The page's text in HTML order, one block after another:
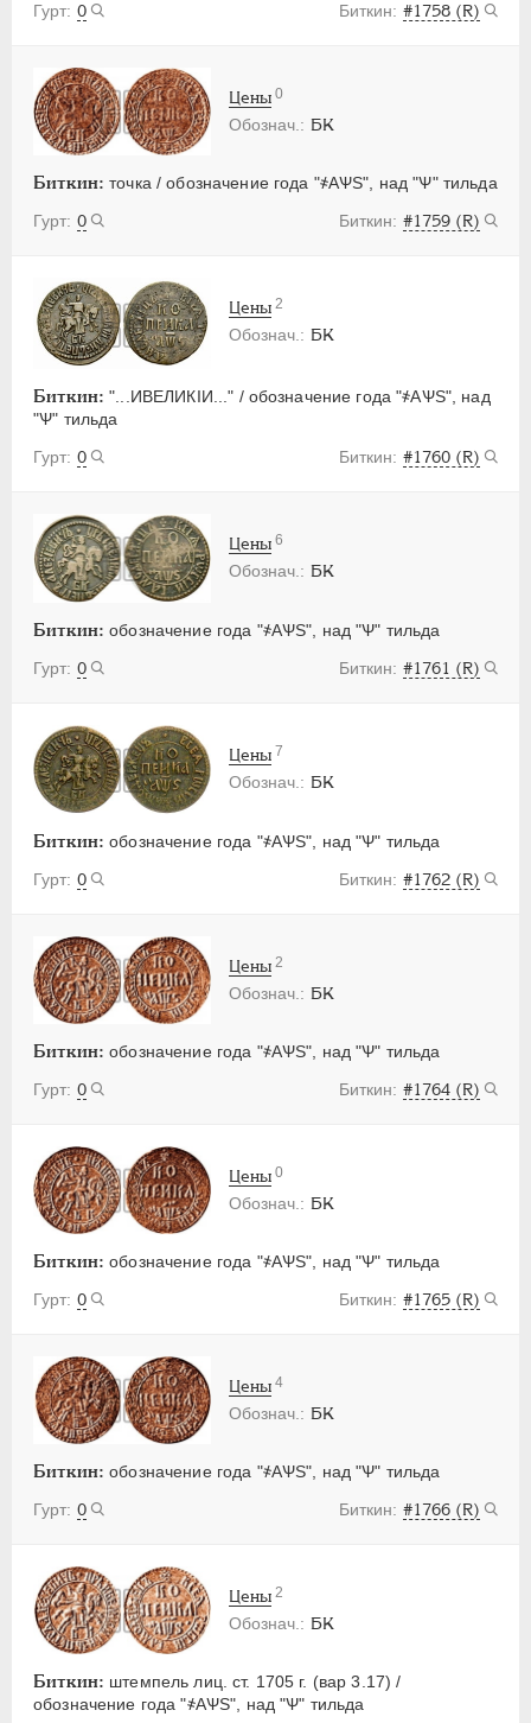
0
#1758 (R)
БК
Биткин: точка / обозначение года "҂АѰS", над "Ѱ" тильда
0
#1759 (R)
Цены 0
БК
Биткин: "...ИВЕЛИКIИ..." / обозначение года "҂АѰS", над
"Ѱ" тильда
0
#1760 (R)
Цены 2
БК
Биткин: обозначение года "҂АѰS", над "Ѱ" тильда
0
#1761 (R)
Цены 6
БК
Биткин: обозначение года "҂АѰS", над "Ѱ" тильда
0
#1762 (R)
Цены 7
БК
Биткин: обозначение года "҂АѰS", над "Ѱ" тильда
0
#1764 (R)
Цены 2
БК
Биткин: обозначение года "҂АѰS", над "Ѱ" тильда
0
#1765 (R)
Цены 0
БК
Биткин: обозначение года "҂АѰS", над "Ѱ" тильда
0
#1766 (R)
Цены 4
БК
Биткин: штемпель лиц. ст. 1705 г. (вар 3.17) /
обозначение года "҂АѰS", над "Ѱ" тильда
Цены 2